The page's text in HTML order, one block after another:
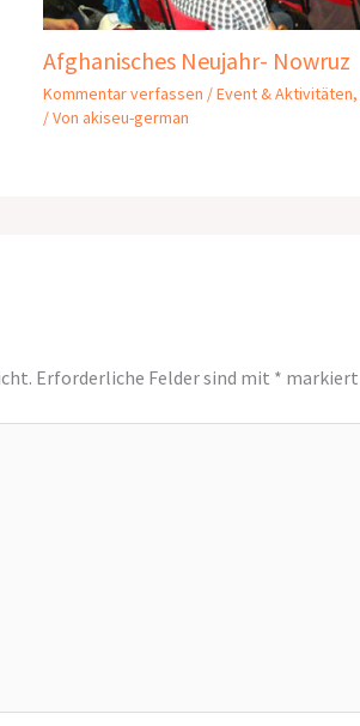
Afghanisches Neujahr- Nowruz
Kommentar verfassen /Event & Aktivitäten,
/ Von akiseu-german
Erforderliche Felder sind mit * markiert